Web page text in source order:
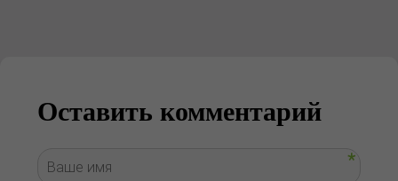
Оставить комментарий